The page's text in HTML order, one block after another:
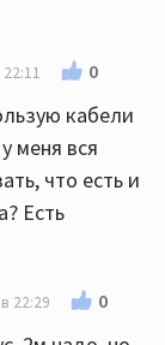
0
кабели
меня вся
что есть и
Есть
22:29 0